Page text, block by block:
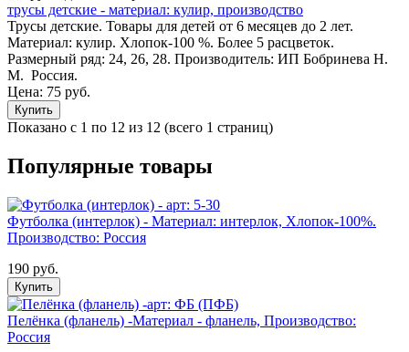
трусы детские - материал: кулир, производство
Трусы детские. Товары для детей от 6 месяцев до 2 лет.
Материал: кулир. Хлопок-100 %. Более 5 расцветок.
Размерный ряд: 24, 26, 28. Производитель: ИП Бобринева Н.
М. Россия.
Цена: 75 руб.
Купить
Показано с 1 по 12 из 12 (всего 1 страниц)
Популярные товары
Футболка (интерлок) - Материал: интерлок, Хлопок-100%.
Производство: Россия
190 руб.
Купить
Пелёнка (фланель) -Материал - фланель, Производство:
Россия